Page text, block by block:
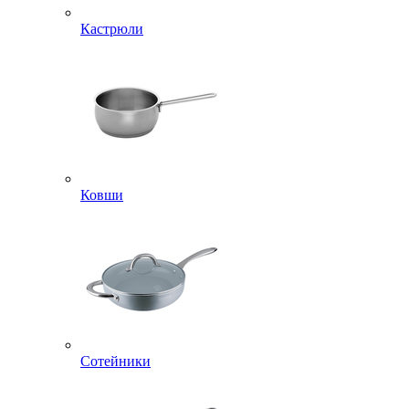
Кастрюли
Ковши
Сотейники